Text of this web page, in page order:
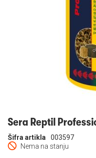
Sera Reptil
Nema na stanju
Šifra artikla 003597